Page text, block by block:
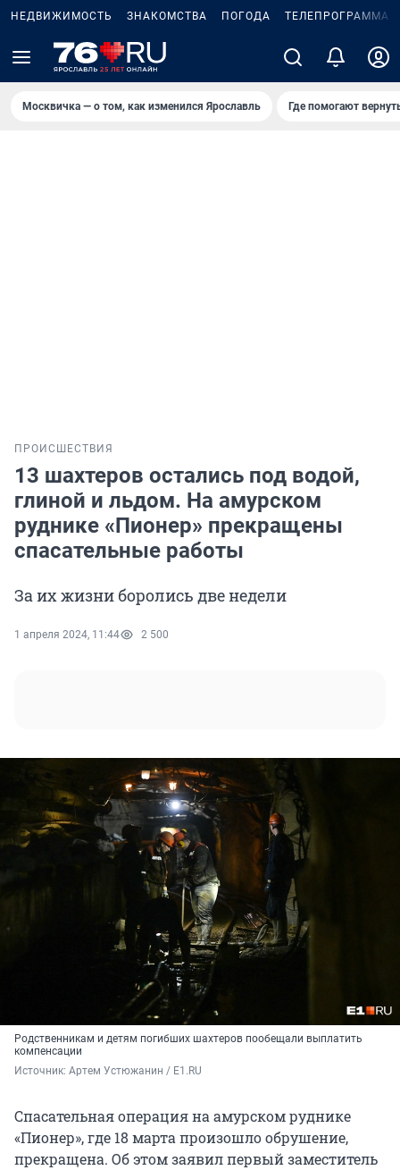
НЕДВИЖИМОСТЬ ЗНАКОМСТВА ПОГОДА ТЕЛЕПРОГРАММА
Москвичка — о том, как изменился Ярославль Где помогают
ПРОИСШЕСТВИЯ
13 шахтеров остались под водой,
глиной и льдом. На амурском
руднике «Пионер» прекращены
спасательные работы
За их жизни боролись две недели
1 апреля 2024, 11:44 2 500
Родственникам и детям погибших шахтеров пообещали выплатить
компенсации
Источник: Артем Устюжанин / E1.RU
Спасательная операция на амурском руднике
«Пионер», где 18 марта произошло обрушение,
прекращена. Об этом заявил первый заместитель